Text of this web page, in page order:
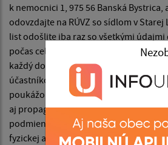
k nemocnici 1, 975 56 Banská
odovzdajte na RÚVZ so sídlom v Starej
list odošlite iba raz so všetkými
počas celého trvania kampane, • do
každý dospelý bez rozdielov, po
účastníkov vyžrebovaní desiati
poukážok na nákup športových
aj propagačné predmety od
podmienkou na zaradenie do
fyzickej aktivity aspoň 150 minút